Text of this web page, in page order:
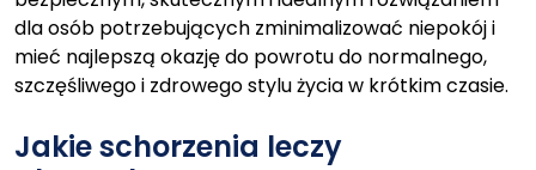
dla osób potrzebujących zminimalizować niepokój i
mieć najlepszą okazję do powrotu do normalnego,
szczęśliwego i zdrowego stylu życia w krótkim czasie.
Jakie schorzenia leczy